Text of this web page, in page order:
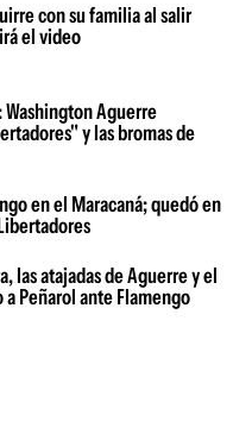
con su familia al salir
el video
Washington Aguerre
y las bromas de
en el Maracaná; quedó en
las atajadas de Aguerre y el
Peñarol ante Flamengo